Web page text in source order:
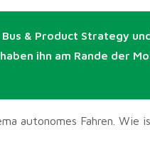
& Product Strategy
ihn am Rande der
autonomes Fahren. Wie